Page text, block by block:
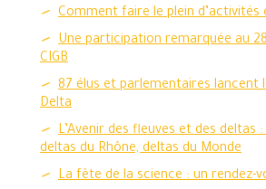
Comment faire le plein d’activités
Une participation remarquée au
CIGB
87 élus et parlementaires lancent
Delta
L’Avenir des fleuves et des deltas
deltas du Rhône, deltas du Monde
La fête de la science : un rendez-